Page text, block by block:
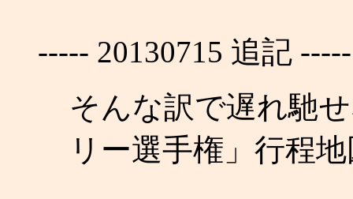
----- 20130715 追記 -----
そんな訳で遅れ馳
リー選手権」行程